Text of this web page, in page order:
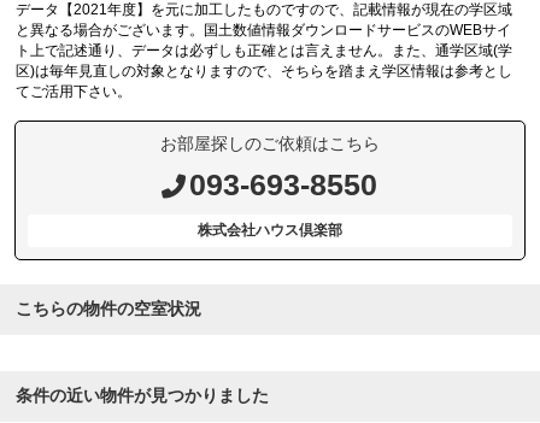
データ【2021年度】を元に加工したものですので、記載情報が現在の学区域
と異なる場合がございます。国土数値情報ダウンロードサービスのWEBサイ
ト上で記述通り、データは必ずしも正確とは言えません。また、通学区域(学
区)は毎年見直しの対象となりますので、そちらを踏まえ学区情報は参考とし
てご活用下さい。
お部屋探しのご依頼はこちら
093-693-8550
株式会社ハウス倶楽部
こちらの物件の空室状況
条件の近い物件が見つかりました